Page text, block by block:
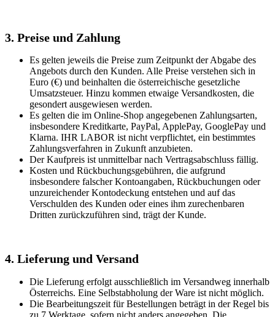
3. Preise und Zahlung
Es gelten jeweils die Preise zum Zeitpunkt der Abgabe des
Angebots durch den Kunden. Alle Preise verstehen sich in
Euro (€) und beinhalten die österreichische gesetzliche
Umsatzsteuer. Hinzu kommen etwaige Versandkosten, die
gesondert ausgewiesen werden.
Es gelten die im Online-Shop angegebenen Zahlungsarten,
insbesondere Kreditkarte, PayPal, ApplePay, GooglePay und
Klarna. IHR LABOR ist nicht verpflichtet, ein bestimmtes
Zahlungsverfahren in Zukunft anzubieten.
Der Kaufpreis ist unmittelbar nach Vertragsabschluss fällig.
Kosten und Rückbuchungsgebühren, die aufgrund
insbesondere falscher Kontoangaben, Rückbuchungen oder
unzureichender Kontodeckung entstehen und auf das
Verschulden des Kunden oder eines ihm zurechenbaren
Dritten zurückzuführen sind, trägt der Kunde.
4. Lieferung und Versand
Die Lieferung erfolgt ausschließlich im Versandweg innerhalb
Österreichs. Eine Selbstabholung der Ware ist nicht möglich.
Die Bearbeitungszeit für Bestellungen beträgt in der Regel bis
zu 7 Werktage, sofern nicht anders angegeben. Die